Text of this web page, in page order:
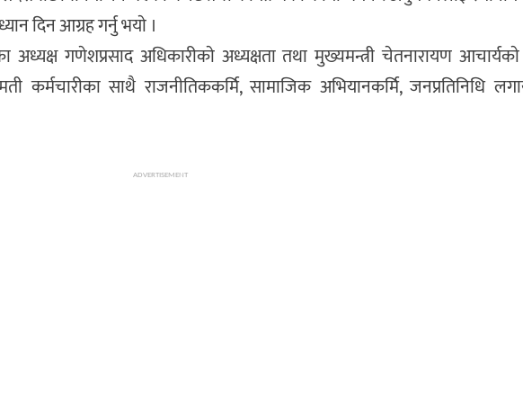
दिन आग्रह गर्नु भयाे ।
अध्यक्ष गणेशप्रसाद अधिकारीकाे अध्यक्षता तथा मुख्यमन्त्री चेतनारायण
कर्मचारीका साथै राजनीतिककर्मि, सामाजिक अभियानकर्मि, जनप्रतिनिधि
ADVERTISEMENT